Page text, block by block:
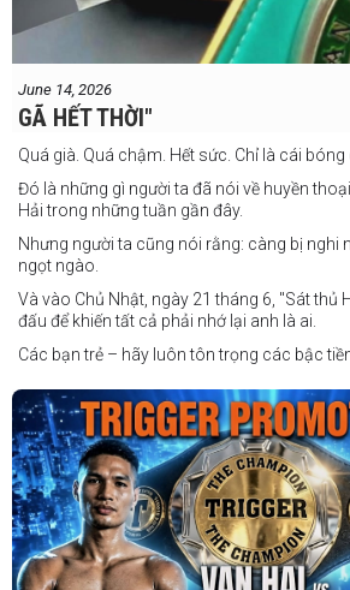
June 14, 2026
GÃ HẾT THỜI"
Quá già. Quá chậm. Hết sức. Chỉ là cái
Đó là những gì người ta đã nói về huyền
Hải trong những tuần gần đây.
Nhưng người ta cũng nói rằng: càng bị nghi
ngọt ngào.
Và vào Chủ Nhật, ngày 21 tháng 6, "Sát thủ
đấu để khiến tất cả phải nhớ lại anh là ai.
Các bạn trẻ – hãy luôn tôn trọng các bậc